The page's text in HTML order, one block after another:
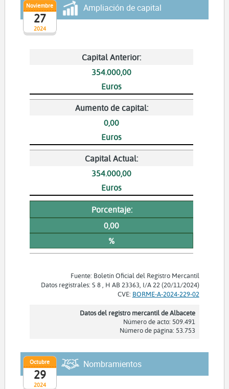
2024
Noviembre
27
Ampliación de capital
Capital Anterior:
354.000,00
Euros
Aumento de capital:
0,00
Euros
Capital Actual:
354.000,00
Euros
Porcentaje:
0,00
%
Fuente: Boletín Oficial del Registro Mercantil
Datos registrales: S 8 , H AB 23363, I/A 22 (20/11/2024)
CVE: BORME-A-2024-229-02
Datos del registro mercantil de Albacete
Número de acto: 509.491
Número de página: 53.753
2024
Octubre
29
Nombramientos